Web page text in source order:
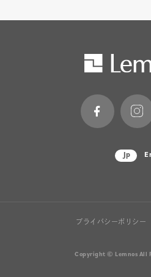
Jp
プライバシーポリシー
Copyright © Lemnos All